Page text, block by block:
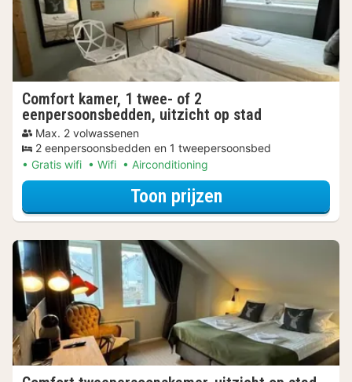
Comfort kamer, 1 twee- of 2
eenpersoonsbedden, uitzicht op stad
Max. 2 volwassenen
2 eenpersoonsbedden en 1 tweepersoonsbed
Gratis wifi
Wifi Airconditioning
Toon prijzenvoor Comfort